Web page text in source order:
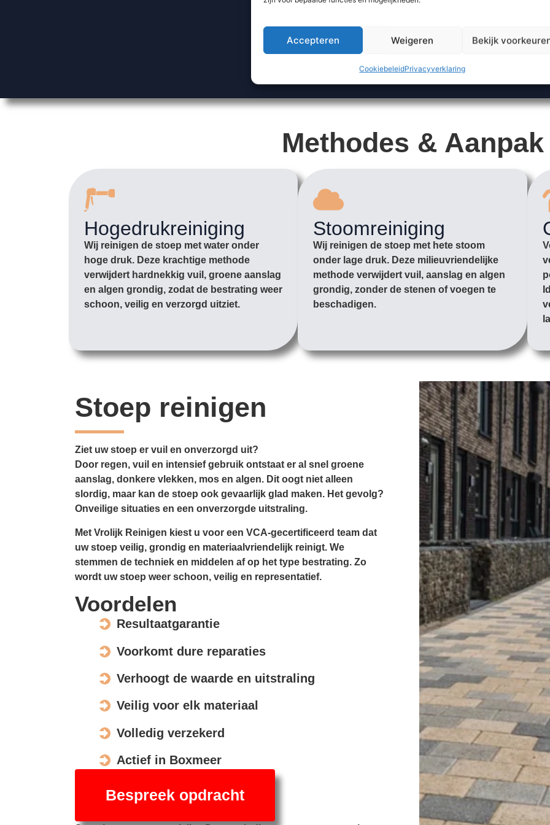
Accepteren Weigeren Bekijk
CookiebeleidPrivacyverklaring
Methodes & Aanpak
Hogedrukreiniging
Wij reinigen de stoep met water onder
hoge druk. Deze krachtige methode
verwijdert hardnekkig vuil, groene aanslag
en algen grondig, zodat de bestrating weer
schoon, veilig en verzorgd uitziet.
Stoomreiniging
Wij reinigen de stoep met hete stoom
onder lage druk. Deze milieuvriendelijke
methode verwijdert vuil, aanslag en algen
grondig, zonder de stenen of voegen te
beschadigen.
Stoep reinigen
Ziet uw stoep er vuil en onverzorgd uit?
Door regen, vuil en intensief gebruik ontstaat er al snel groene
aanslag, donkere vlekken, mos en algen. Dit oogt niet alleen
slordig, maar kan de stoep ook gevaarlijk glad maken. Het gevolg?
Onveilige situaties en een onverzorgde uitstraling.
Met Vrolijk Reinigen kiest u voor een VCA-gecertificeerd team dat
uw stoep veilig, grondig en materiaalvriendelijk reinigt. We
stemmen de techniek en middelen af op het type bestrating. Zo
wordt uw stoep weer schoon, veilig en representatief.
Voordelen
Resultaatgarantie
Voorkomt dure reparaties
Verhoogt de waarde en uitstraling
Veilig voor elk materiaal
Volledig verzekerd
Actief in Boxmeer
Bespreek opdracht